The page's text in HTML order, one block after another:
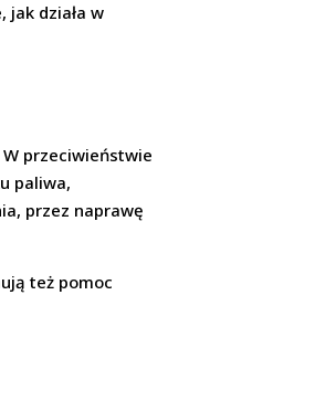
jak działa w
przeciwieństwie
paliwa,
przez naprawę
też pomoc